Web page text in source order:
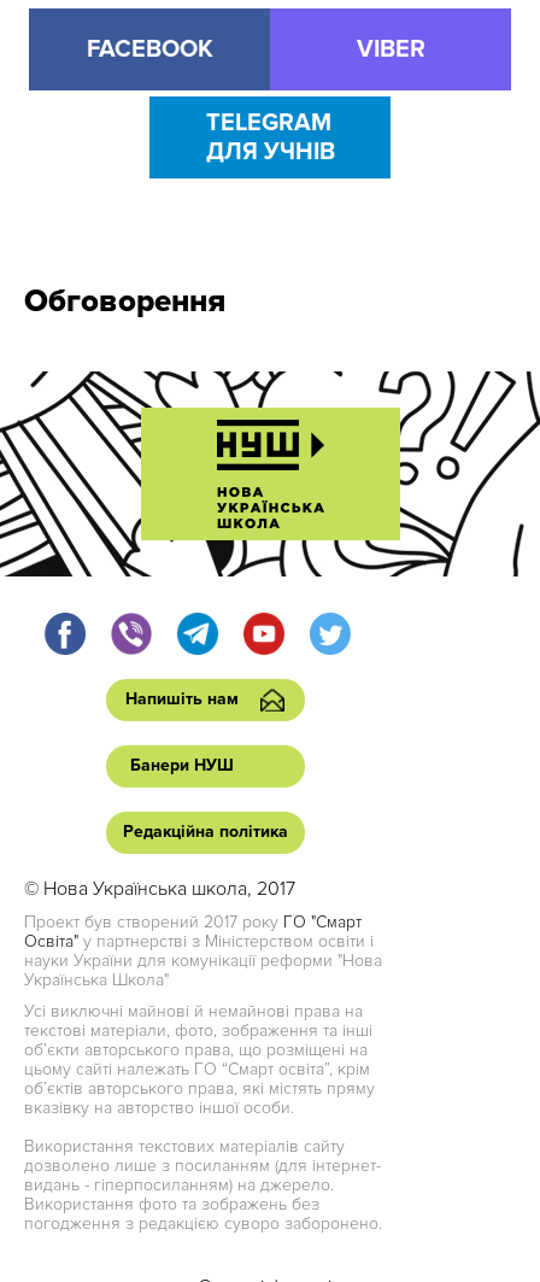
FACEBOOK VIBER
TELEGRAM
ДЛЯ УЧНІВ
Обговорення
Напишіть нам
Банери НУШ
Редакційна політика
© Нова Українська школа, 2017
Проект був створений 2017 року ГО "Смарт
Освіта" у партнерстві з Міністерством освіти і
науки України для комунікації реформи "Нова
Українська Школа"
Усі виключні майнові й немайнові права на
текстові матеріали, фото, зображення та інші
об’єкти авторського права, що розміщені на
цьому сайті належать ГО “Смарт освіта”, крім
об’єктів авторського права, які містять пряму
вказівку на авторство іншої особи.
Використання текстових матеріалів сайту
дозволено лише з посиланням (для інтернет-
видань - гіперпосиланням) на джерело.
Використання фото та зображень без
погодження з редакцією суворо заборонено.